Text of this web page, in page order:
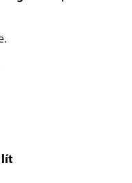
lít